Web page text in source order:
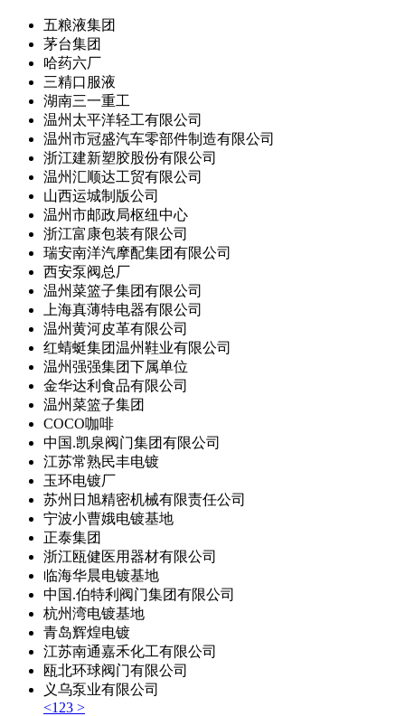
五粮液集团
茅台集团
哈药六厂
三精口服液
湖南三一重工
温州太平洋轻工有限公司
温州市冠盛汽车零部件制造有限公司
浙江建新塑胶股份有限公司
温州汇顺达工贸有限公司
山西运城制版公司
温州市邮政局枢纽中心
浙江富康包装有限公司
瑞安南洋汽摩配集团有限公司
西安泵阀总厂
温州菜篮子集团有限公司
上海真薄特电器有限公司
温州黄河皮革有限公司
红蜻蜓集团温州鞋业有限公司
温州强强集团下属单位
金华达利食品有限公司
温州菜篮子集团
COCO咖啡
中国.凯泉阀门集团有限公司
江苏常熟民丰电镀
玉环电镀厂
苏州日旭精密机械有限责任公司
宁波小曹娥电镀基地
正泰集团
浙江瓯健医用器材有限公司
临海华晨电镀基地
中国.伯特利阀门集团有限公司
杭州湾电镀基地
青岛辉煌电镀
江苏南通嘉禾化工有限公司
瓯北环球阀门有限公司
义乌泵业有限公司
<1 23 >